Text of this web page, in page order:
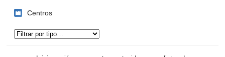
Centros